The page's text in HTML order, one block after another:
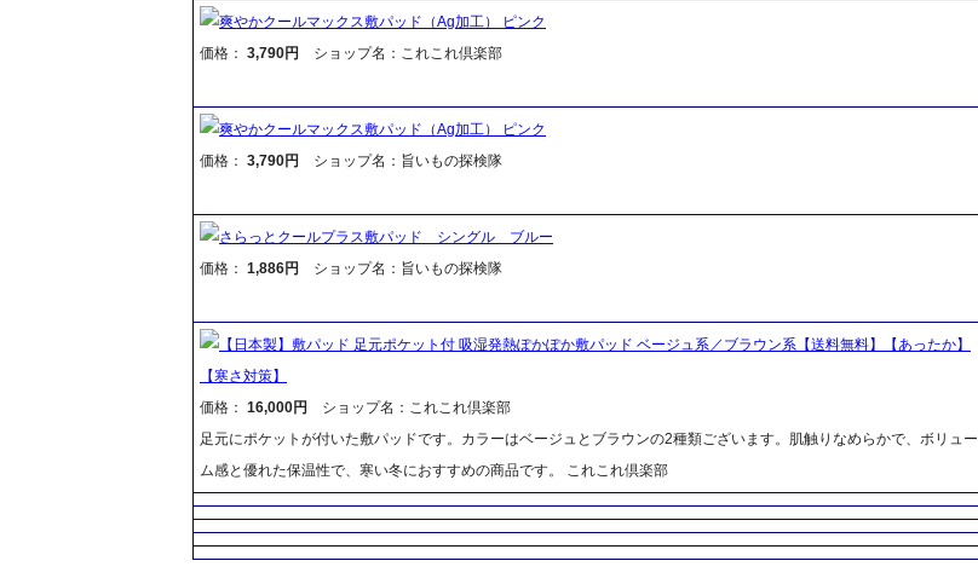
爽やかクールマックス敷パッド（Ag加工） ピンク
価格： 3,790円 ショップ名：これこれ倶楽部
爽やかクールマックス敷パッド（Ag加工） ピンク
価格： 3,790円 ショップ名：旨いもの探検隊
さらっとクールプラス敷パッド シングル ブルー
価格： 1,886円 ショップ名：旨いもの探検隊
【日本製】敷パッド 足元ポケット付 吸湿発熱ぽかぽか敷パッド ベージュ系／ブラウン系【送料無料】【あったか】
【寒さ対策】
価格： 16,000円
ショップ名：これこれ倶楽部
足元にポケットが付いた敷パッドです。カラーはベージュとブラウンの2種類ございます。肌触りなめらかで、ボリュー
ム感と優れた保温性で、寒い冬におすすめの商品です。 これこれ倶楽部